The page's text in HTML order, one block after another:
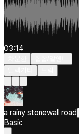
03:14
a rainy stonewall road
Basic